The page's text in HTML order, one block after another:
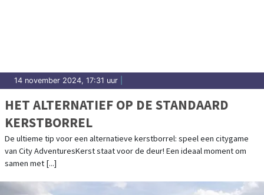
14 november 2024, 17:31 uur
HET ALTERNATIEF OP DE STANDAARD
KERSTBORREL
De ultieme tip voor een alternatieve kerstborrel: speel een citygame
van City AdventuresKerst staat voor de deur! Een ideaal moment om
samen met [...]